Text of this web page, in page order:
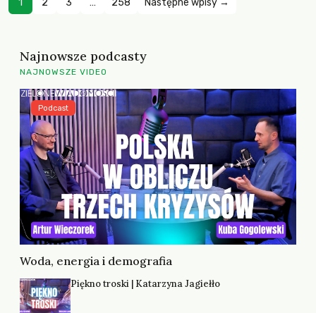
Najnowsze podcasty
NAJNOWSZE VIDEO
Woda, energia i demografia
Podcast
Piękno troski | Katarzyna Jagiełło